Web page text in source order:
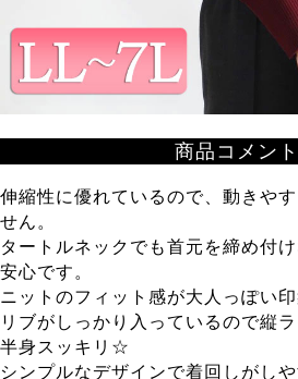
商品コメント
伸縮性に優れているので、動きや
せん。
タートルネックでも首元を締め付
安心です。
ニットのフィット感が大人っぽい印
リブがしっかり入っているので縦
半身スッキリ☆
シンプルなデザインで着回しがしや